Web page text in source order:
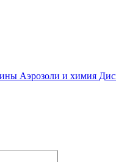
Аэрозоли и химия